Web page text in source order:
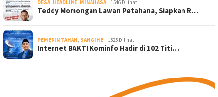
DESA, HEADLINE, MINAHASA 1546 Dilihat
Teddy Momongan Lawan Petahana, Siapkan R…
PEMERINTAHAN, SANGIHE 1525 Dilihat
Internet BAKTI Kominfo Hadir di 102 Titi…